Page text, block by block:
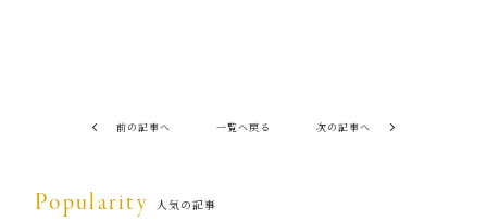
前の記事へ 一覧へ戻る 次の記事へ
Popularity 人気の記事